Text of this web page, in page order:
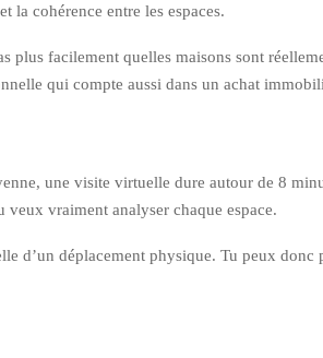
la cohérence entre les espaces.
facilement quelles maisons sont
qui compte aussi dans un achat
une visite virtuelle dure autour de 8
vraiment analyser chaque espace.
d’un déplacement physique. Tu peux